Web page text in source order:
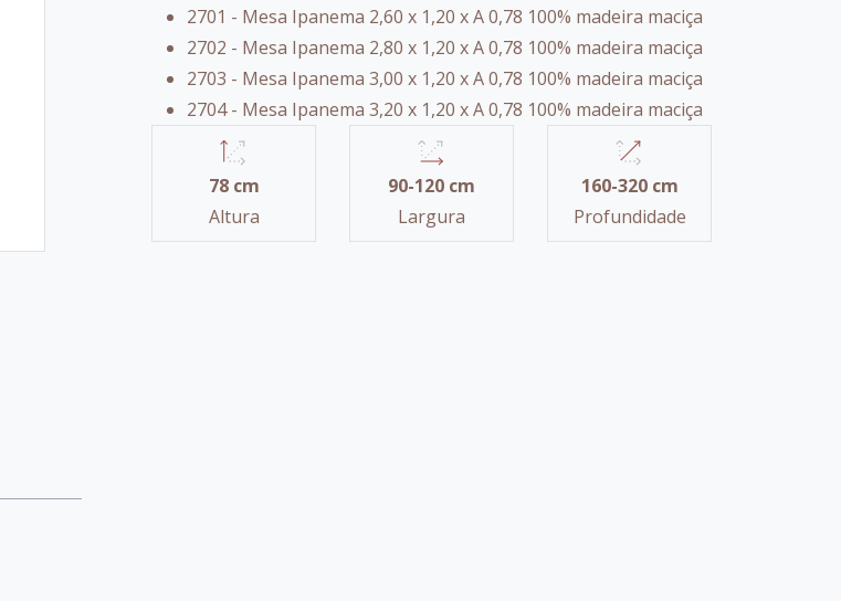
2701 - Mesa Ipanema 2,60 x 1,20 x A 0,78 100% madeira maciça
2702 - Mesa Ipanema 2,80 x 1,20 x A 0,78 100% madeira maciça
2703 - Mesa Ipanema 3,00 x 1,20 x A 0,78 100% madeira maciça
2704 - Mesa Ipanema 3,20 x 1,20 x A 0,78 100% madeira maciça
78 cm
Altura
90-120 cm
Largura
160-320 cm
Profundidade